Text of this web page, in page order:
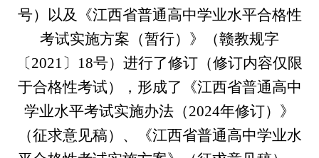
号）以及《江西省普通高中学业水平合格性
考试实施方案（暂行）》（赣教规字
〔2021〕18号）进行了修订（修订内容仅限
于合格性考试），形成了《江西省普通高中
学业水平考试实施办法（2024年修订）》
（征求意见稿）、《江西省普通高中学业水